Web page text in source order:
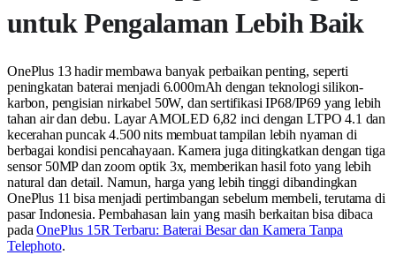
untuk Pengalaman Lebih Baik
OnePlus 13 hadir membawa banyak perbaikan penting, seperti
peningkatan baterai menjadi 6.000mAh dengan teknologi silikon-
karbon, pengisian nirkabel 50W, dan sertifikasi IP68/IP69 yang lebih
tahan air dan debu. Layar AMOLED 6,82 inci dengan LTPO 4.1 dan
kecerahan puncak 4.500 nits membuat tampilan lebih nyaman di
berbagai kondisi pencahayaan. Kamera juga ditingkatkan dengan tiga
sensor 50MP dan zoom optik 3x, memberikan hasil foto yang lebih
natural dan detail. Namun, harga yang lebih tinggi dibandingkan
OnePlus 11 bisa menjadi pertimbangan sebelum membeli, terutama di
pasar Indonesia. Pembahasan lain yang masih berkaitan bisa dibaca
padaOnePlus 15R Terbaru: Baterai Besar dan Kamera Tanpa
Telephoto.